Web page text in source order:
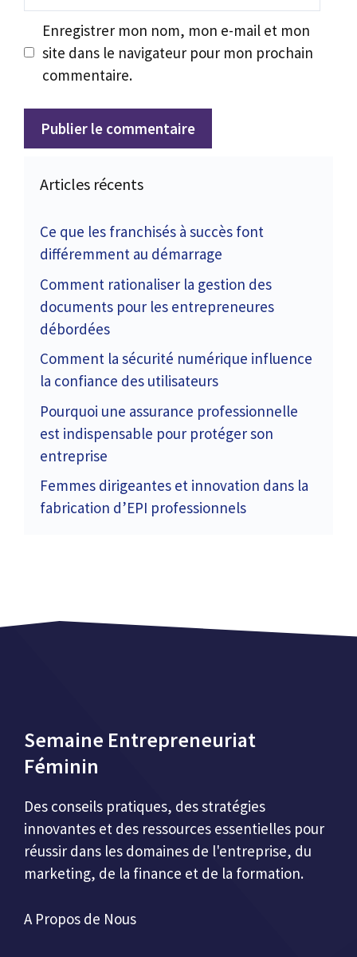
Enregistrer mon nom, mon e-mail et mon
site dans le navigateur pour mon prochain
commentaire.
Articles récents
Ce que les franchisés à succès font
différemment au démarrage
Comment rationaliser la gestion des
documents pour les entrepreneures
débordées
Comment la sécurité numérique influence
la confiance des utilisateurs
Pourquoi une assurance professionnelle
est indispensable pour protéger son
entreprise
Femmes dirigeantes et innovation dans la
fabrication d’EPI professionnels
Semaine Entrepreneuriat
Féminin
Des conseils pratiques, des stratégies
innovantes et des ressources essentielles pour
réussir dans les domaines de l'entreprise, du
marketing, de la finance et de la formation.
A Propos de Nous